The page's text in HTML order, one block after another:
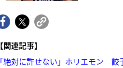
【関連記事】
「絶対に許せない」ホリエモン 餃